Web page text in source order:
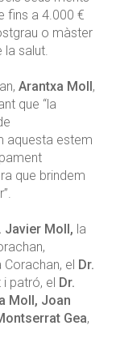
fins a 4.000 €
o màster
la salut.
Arantxa Moll ,
que “la
aquesta estem
que brindem
Javier Moll, la
el Dr.
patró, el Dr.
Moll, Joan
Gea,